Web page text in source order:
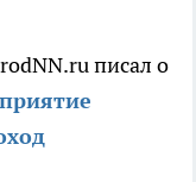
писал о